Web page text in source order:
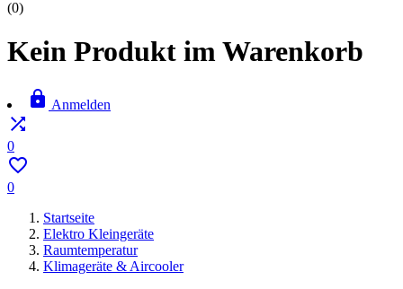
(0)
Kein Produkt im Warenkorb
 Anmelden

0

0
Startseite
Elektro Kleingeräte
Raumtemperatur
Klimageräte & Aircooler